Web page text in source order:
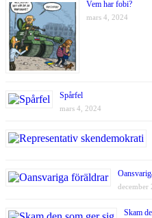
Vem har fobi?
mars 4, 2024
Spårfel
mars 4, 2024
december
Skam